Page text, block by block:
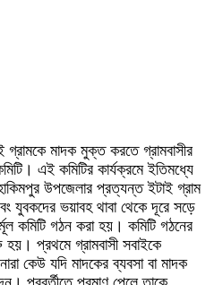
গ্রামকে মাদক মুক্ত করতে গ্রামবাসীর
এই কমিটির কার্যক্রমে ইতিমধ্যে
উপজেলার প্রত্যন্ত ইটাই গ্রাম
ভয়াবহ থাবা থেকে দূরে সড়ে
কমিটি গঠন করা হয়। কমিটি গঠনের
প্রথমে গ্রামবাসী সবাইকে
কেউ যদি মাদকের ব্যবসা বা মাদক